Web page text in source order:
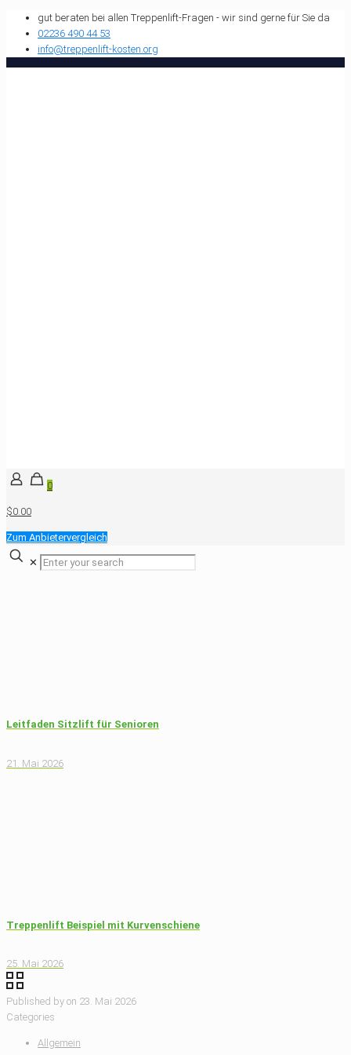
gut beraten bei allen Treppenlift-Fragen - wir sind gerne für Sie da
02236 490 44 53
info@treppenlift-kosten.org
0
$0.00
Zum Anbietervergleich
✕
Leitfaden Sitzlift für Senioren
21. Mai 2026
Treppenlift Beispiel mit Kurvenschiene
25. Mai 2026
Published by on 23. Mai 2026
Categories
Allgemein